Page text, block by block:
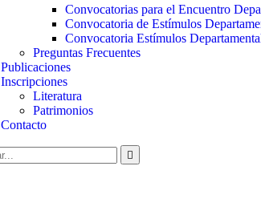
Convocatorias para el Encuentro
Convocatoria de Estímulos
Convocatoria Estímulos
Preguntas Frecuentes
Publicaciones
Inscripciones
Literatura
Patrimonios
Contacto